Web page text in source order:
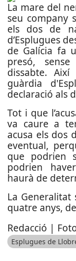
La mare del
seu company
els dos de
d’Esplugues
de Galícia fa
presó,
dissabte.
guàrdia
declaració als
Tot i que
va caure a
acusa els dos
eventual,
que podrien
podrien
haurà de
La Generalitat
quatre anys,
Redacció |
Esplugues de